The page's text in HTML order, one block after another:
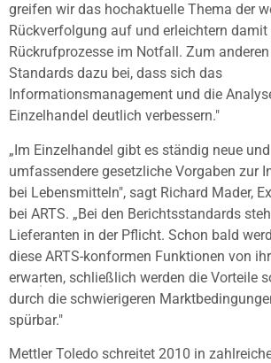
greifen wir das hochaktuelle Thema der
Rückverfolgung auf und erleichtern damit
Rückrufprozesse im Notfall. Zum
Standards dazu bei, dass sich das
Informationsmanagement und die
Einzelhandel deutlich verbessern."
„Im Einzelhandel gibt es ständig neue
umfassendere gesetzliche Vorgaben zur
bei Lebensmitteln", sagt Richard Mader,
bei ARTS. „Bei den Berichtsstandards
Lieferanten in der Pflicht. Schon bald
diese ARTS-konformen Funktionen von
erwarten, schließlich werden die Vorteile
durch die schwierigeren
spürbar."
Mettler Toledo schreitet 2010 in